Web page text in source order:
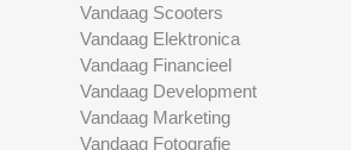
Vandaag Scooters
Vandaag Elektronica
Vandaag Financieel
Vandaag Development
Vandaag Marketing
Vandaag Fotografie